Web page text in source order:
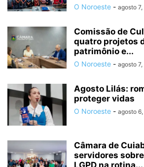
O Noroeste - agosto
Comissão de
quatro projetos
patrimônio e...
O Noroeste - agosto
Agosto Lilás:
proteger vidas
O Noroeste - agosto
Câmara de
servidores